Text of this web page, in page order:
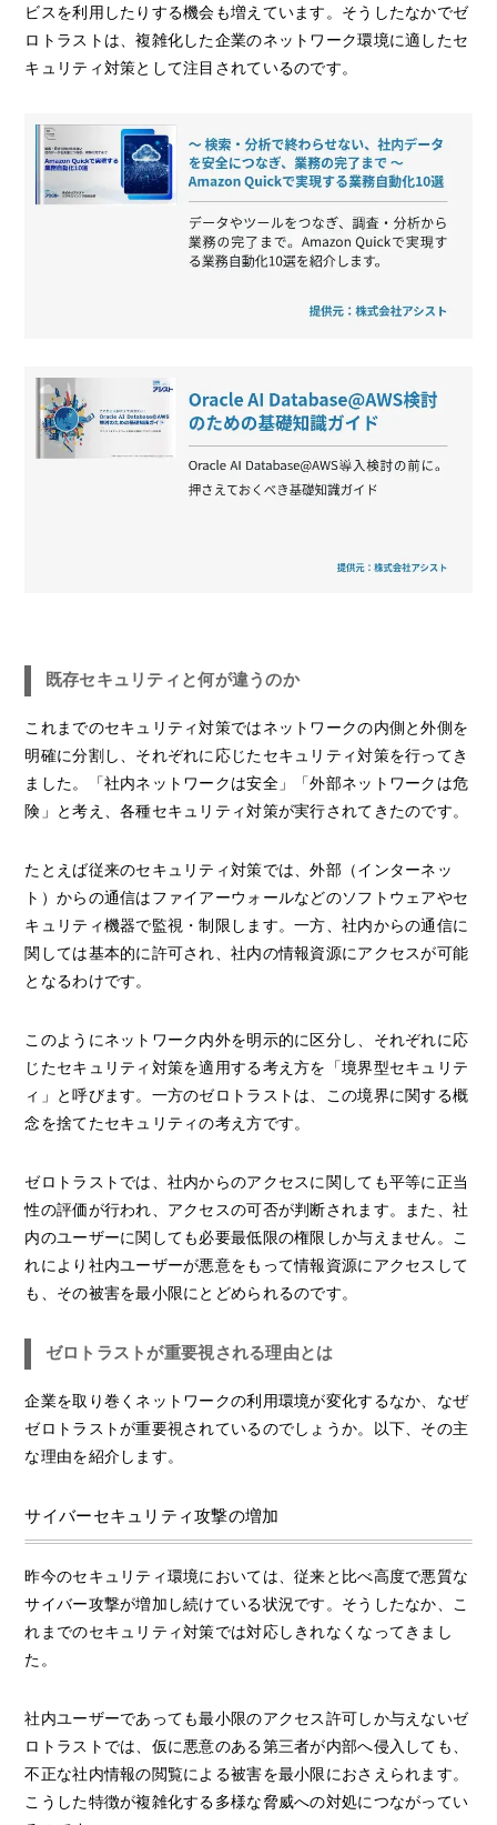
ビスを利用したりする機会も増えています。そうしたなかでゼ
ロトラストは、複雑化した企業のネットワーク環境に適したセ
キュリティ対策として注目されているのです。
既存セキュリティと何が違うのか
これまでのセキュリティ対策ではネットワークの内側と外側を
明確に分割し、それぞれに応じたセキュリティ対策を行ってき
ました。「社内ネットワークは安全」「外部ネットワークは危
険」と考え、各種セキュリティ対策が実行されてきたのです。
たとえば従来のセキュリティ対策では、外部（インターネッ
ト）からの通信はファイアーウォールなどのソフトウェアやセ
キュリティ機器で監視・制限します。一方、社内からの通信に
関しては基本的に許可され、社内の情報資源にアクセスが可能
となるわけです。
このようにネットワーク内外を明示的に区分し、それぞれに応
じたセキュリティ対策を適用する考え方を「境界型セキュリテ
ィ」と呼びます。一方のゼロトラストは、この境界に関する概
念を捨てたセキュリティの考え方です。
ゼロトラストでは、社内からのアクセスに関しても平等に正当
性の評価が行われ、アクセスの可否が判断されます。また、社
内のユーザーに関しても必要最低限の権限しか与えません。こ
れにより社内ユーザーが悪意をもって情報資源にアクセスして
も、その被害を最小限にとどめられるのです。
ゼロトラストが重要視される理由とは
企業を取り巻くネットワークの利用環境が変化するなか、なぜ
ゼロトラストが重要視されているのでしょうか。以下、その主
な理由を紹介します。
サイバーセキュリティ攻撃の増加
昨今のセキュリティ環境においては、従来と比べ高度で悪質な
サイバー攻撃が増加し続けている状況です。そうしたなか、こ
れまでのセキュリティ対策では対応しきれなくなってきまし
た。
社内ユーザーであっても最小限のアクセス許可しか与えないゼ
ロトラストでは、仮に悪意のある第三者が内部へ侵入しても、
不正な社内情報の閲覧による被害を最小限におさえられます。
こうした特徴が複雑化する多様な脅威への対処につながってい